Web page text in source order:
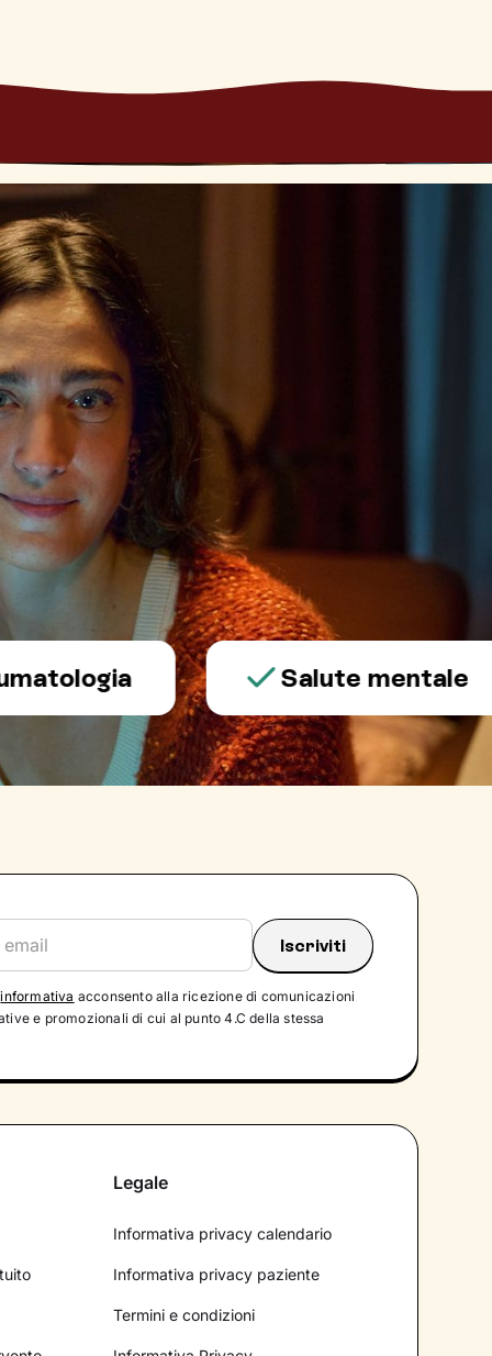
Salute mentale
informativa acconsento alla ricezione di comunicazioni
e promozionali di cui al punto 4.C della stessa
Legale
Informativa privacy calendario
Informativa privacy paziente
Termini e condizioni